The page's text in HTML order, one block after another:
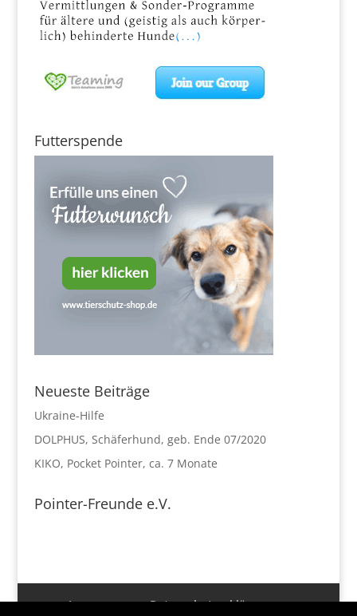
Futterspende
Neueste Beiträge
Ukraine-Hilfe
DOLPHUS, Schäferhund, geb. Ende 07/2020
KIKO, Pocket Pointer, ca. 7 Monate
Pointer-Freunde e.V.
Impressum
Datenschutzerklärung